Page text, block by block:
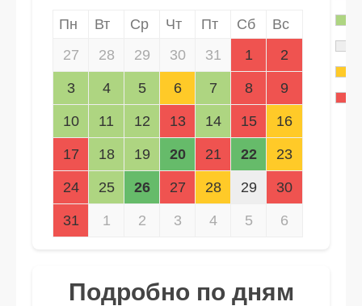
Пн Вт Ср Чт Пт Сб
Вс
27
28 29 30 31 1 2
3 4 5 6 7 8 9
10 11 12 13 14 15 16
17 18 19 20 21 22 23
24 25 26 27 28 29 30
31 1 2 3 4 5 6
Подробно по дням